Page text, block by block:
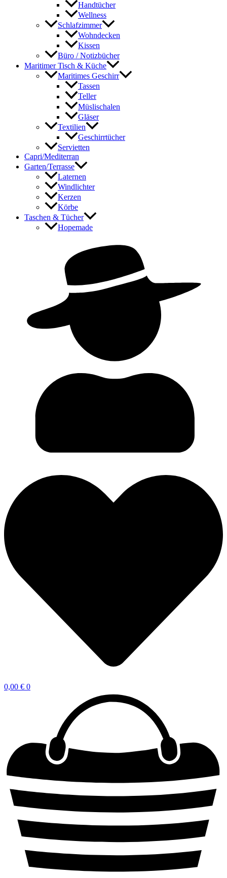
Handtücher
Wellness
Schlafzimmer
Wohndecken
Kissen
Büro / Notizbücher
Maritimer Tisch & Küche
Maritimes Geschirr
Tassen
Teller
Müslischalen
Gläser
Textilien
Geschirrtücher
Servietten
Capri/Mediterran
Garten/Terrasse
Laternen
Windlichter
Kerzen
Körbe
Taschen & Tücher
Hopemade
0,00 € 0